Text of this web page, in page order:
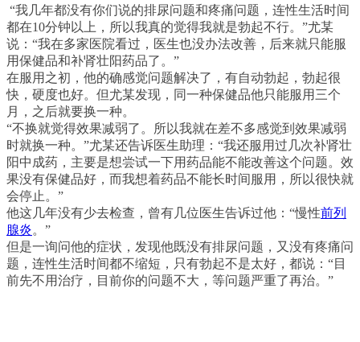
“我几年都没有你们说的排尿问题和疼痛问题，连性生活时间
都在10分钟以上，所以我真的觉得我就是勃起不行。”尤某
说：“我在多家医院看过，医生也没办法改善，后来就只能服
用保健品和补肾壮阳药品了。”
在服用之初，他的确感觉问题解决了，有自动勃起，勃起很
快，硬度也好。但尤某发现，同一种保健品他只能服用三个
月，之后就要换一种。
“不换就觉得效果减弱了。所以我就在差不多感觉到效果减弱
时就换一种。”尤某还告诉医生助理：“我还服用过几次补肾壮
阳中成药，主要是想尝试一下用药品能不能改善这个问题。效
果没有保健品好，而我想着药品不能长时间服用，所以很快就
会停止。”
他这几年没有少去检查，曾有几位医生告诉过他：“慢性前列
腺炎。”
但是一询问他的症状，发现他既没有排尿问题，又没有疼痛问
题，连性生活时间都不缩短，只有勃起不是太好，都说：“目
前先不用治疗，目前你的问题不大，等问题严重了再治。”